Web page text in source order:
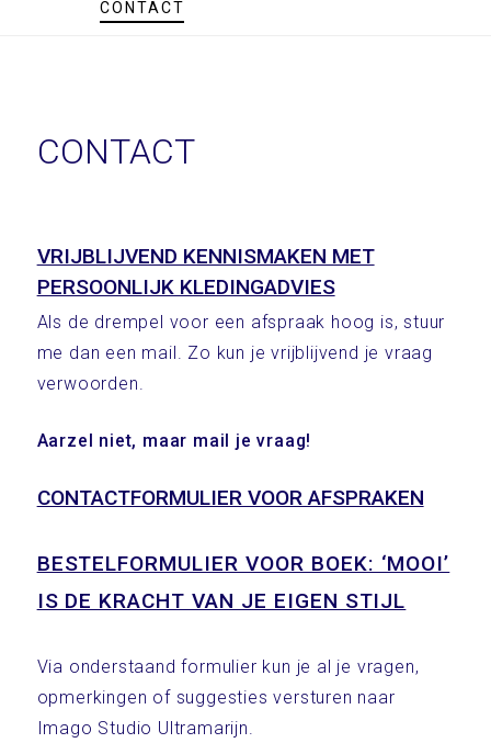
CONTACT
CONTACT
VRIJBLIJVEND KENNISMAKEN MET
PERSOONLIJK KLEDINGADVIES
Als de drempel voor een afspraak hoog is, stuur
me dan een mail. Zo kun je vrijblijvend je vraag
verwoorden.
Aarzel niet, maar mail je vraag!
CONTACTFORMULIER VOOR AFSPRAKEN
BESTELFORMULIER VOOR BOEK: ‘MOOI’
IS DE KRACHT VAN JE EIGEN STIJL
Via onderstaand formulier kun je al je vragen,
opmerkingen of suggesties versturen naar
Imago Studio Ultramarijn.